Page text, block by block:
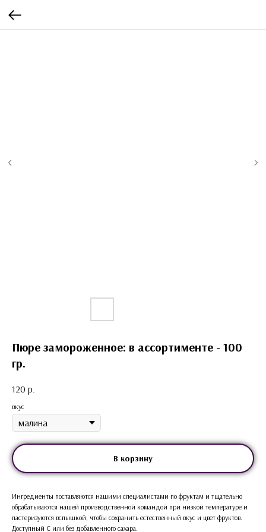
Пюре замороженное: в ассортименте - 100
гр.
120 р.
вкус
В корзину
Ингредиенты поставляются нашими специалистами по фруктам и тщательно
обрабатываются нашей производственной командой при низкой температуре и
пастеризуются вспышкой, чтобы сохранить естественный вкус и цвет фруктов.
Доступный С или без добавленного сахара.